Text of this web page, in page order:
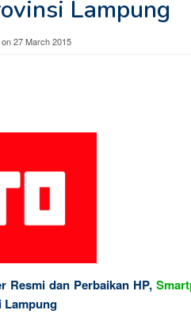
Lampung
27 March 2015
Resmi dan Perbaikan HP,
Lampung